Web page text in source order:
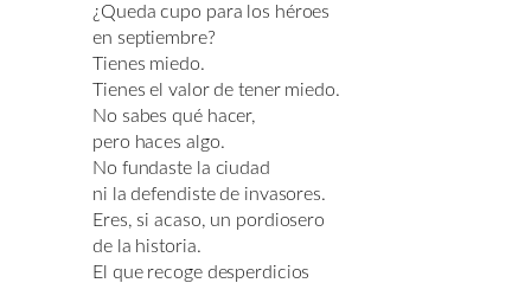
¿Queda cupo para los héroes
en septiembre?
Tienes miedo.
Tienes el valor de tener miedo.
No sabes qué hacer,
pero haces algo.
No fundaste la ciudad
ni la defendiste de invasores.
Eres, si acaso, un pordiosero
de la historia.
El que recoge desperdicios